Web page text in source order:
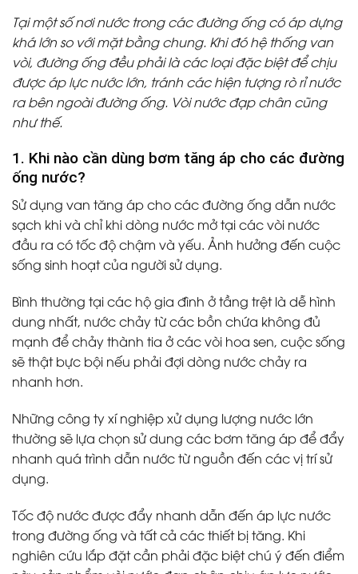
Tại một số nơi nước trong các đường ống có áp dựng
khá lớn so với mặt bằng chung. Khi đó hệ thống van
vòi, đường ống đều phải là các loại đặc biệt để chịu
được áp lực nước lớn, tránh các hiện tượng rò rỉ nước
ra bên ngoài đường ống. Vòi nước đạp chân cũng
như thế.
1. Khi nào cần dùng bơm tăng áp cho các đường
ống nước?
Sử dụng van tăng áp cho các đường ống dẫn nước
sạch khi và chỉ khi dòng nước mở tại các vòi nước
đầu ra có tốc độ chậm và yếu. Ảnh hưởng đến cuộc
sống sinh hoạt của người sử dụng.
Bình thường tại các hộ gia đình ở tầng trệt là dễ hình
dung nhất, nước chảy từ các bồn chứa không đủ
mạnh để chảy thành tia ở các vòi hoa sen, cuộc sống
sẽ thật bực bội nếu phải đợi dòng nước chảy ra
nhanh hơn.
Những công ty xí nghiệp xử dụng lượng nước lớn
thường sẽ lựa chọn sử dung các bơm tăng áp để đẩy
nhanh quá trình dẫn nước từ nguồn đến các vị trí sử
dụng.
Tốc độ nước được đẩy nhanh dẫn đến áp lực nước
trong đường ống và tất cả các thiết bị tăng. Khi
nghiên cứu lắp đặt cần phải đặc biệt chú ý đến điểm